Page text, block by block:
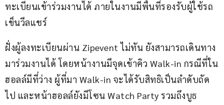
ทะเบียนเข้าร่วมงานได้ ภายในงานมีพื้นที่รองรับผู้ใช้รถ
เข็นวีลแชร์
ฝั่งผู้ลงทะเบียนผ่าน Zipevent ไม่ทัน ยังสามารถเดินทาง
มาร่วมงานได้ โดยหน้างานมีจุดเข้าคิว Walk-in กรณีที่ใน
ฮอลล์มีที่ว่าง ผู้ที่มา Walk-in จะได้รับสิทธิเป็นลำดับถัด
ไป และหน้าฮอลล์ยังมีโซน Watch Party รวมถึงบูธ